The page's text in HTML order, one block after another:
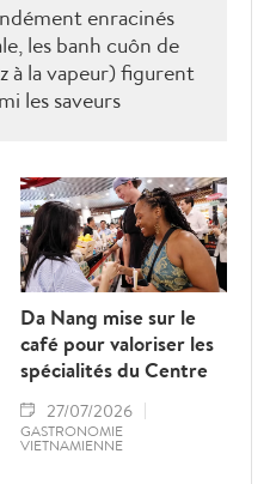
enracinés
les banh cuôn de
à la vapeur) figurent
les saveurs
Da Nang mise sur le
café pour valoriser les
spécialités du Centre
27/07/2026
GASTRONOMIE
VIETNAMIENNE